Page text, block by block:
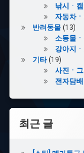
낚시ㆍ
자동차
반려동물(13)
소동물
강아지ㆍ
기타(19)
사진ㆍ그
전자담
최근 글